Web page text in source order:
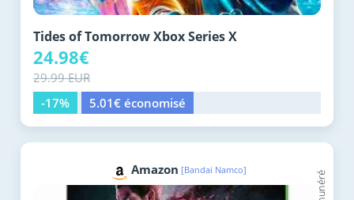
Tides of Tomorrow Xbox Series X
24.98€
29.99 EUR
-17%
5.01€ économisé
Amazon [Bandai Namco]